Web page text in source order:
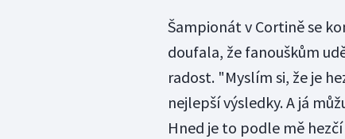
Šampionát v Cortině se
doufala, že fanouškům
radost. "Myslím si, že je
nejlepší výsledky. A já
Hned je to podle mě